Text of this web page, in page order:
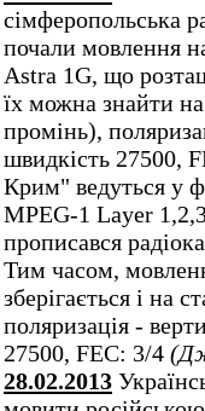
сімферопольська
почали мовлення
Astra 1G, що
їх можна знайти
промінь),
швидкість 27500,
Крим" ведуться у
MPEG-1 Layer
прописався
Тим часом,
зберігається і на
поляризація -
27500, FEC: 3/4
28.02.2013